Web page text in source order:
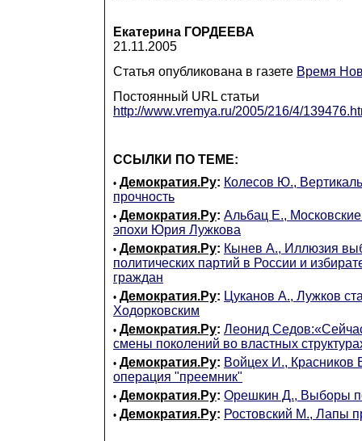
Екатерина ГОРДЕЕВА
21.11.2005
Статья опубликована в газете Время
Постоянный URL статьи
http://www.vremya.ru/2005/216/4/
ССЫЛКИ ПО ТЕМЕ:
• Демократия.Ру: Колесов Ю.,
прочность
• Демократия.Ру: Альбац Е.,
эпохи Юрия Лужкова
• Демократия.Ру: Кынев А., Иллюзия
политических партий в России и
граждан
• Демократия.Ру: Цуканов А., Лужков
Ходорковским
• Демократия.Ру: Леонид
смены поколений во властных
• Демократия.Ру: Войцех И., Красников
операция "преемник"
• Демократия.Ру: Орешкин Д., Выборы
• Демократия.Ру: Ростовский М., Лапы